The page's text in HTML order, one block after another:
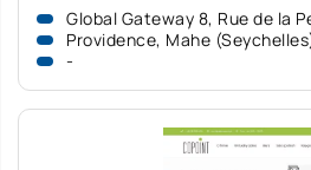
Global Gateway 8, Rue de la
Providence, Mahe
-